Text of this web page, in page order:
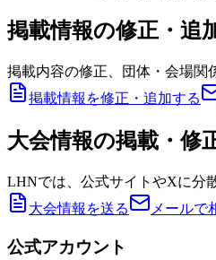
掲載情報の修正・追
掲載内容の修正、団体・会場関
掲載情報を修正・追加する
大会情報の掲載・修
LHNでは、公式サイトやXに分
大会情報を送る
メールで
公式アカウント